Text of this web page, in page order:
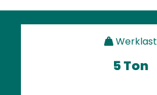
Werklast
5 Ton